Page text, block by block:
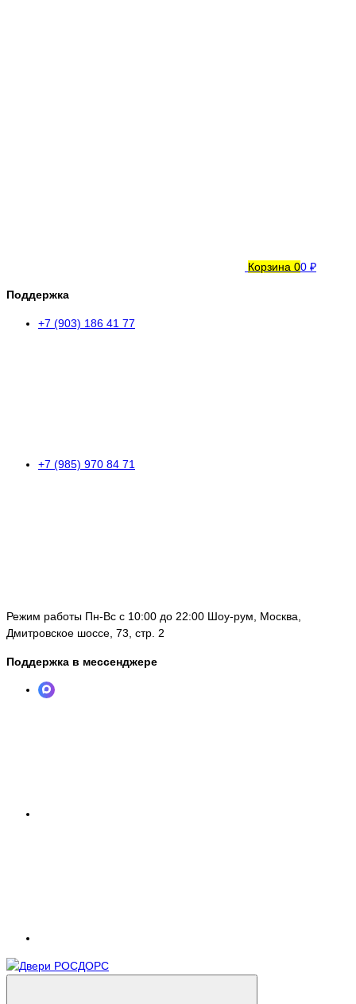
Корзина 00 ₽
Поддержка
+7 (903) 186 41 77
+7 (985) 970 84 71
Режим работы Пн-Вс с 10:00 до 22:00 Шоу-рум, Москва,
Дмитровское шоссе, 73, стр. 2
Поддержка в мессенджере